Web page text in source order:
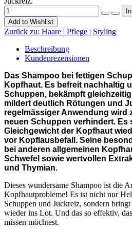
Add to Wishlist
Zurück zu: Haare | Pflege | Styling
Beschreibung
Kundenrezensionen
Das Shampoo bei fettigen
Kopfhaut. Es befreit nachhaltig
Schuppen, bekämpft
mildert deutlich Rötungen und
regelmässiger Anwendung wird
neuen Schuppen verhindert. Es
Gleichgewicht der Kopfhaut
vor Kopflausbefall. Seine
bei anderen allgemeinen
Schwefel sowie wertvollen
und Thymian.
Dieses wundersame Shampoo ist die
Kopfhautprobleme! Es ist nicht nur
Schuppen und Juckreiz, sondern
wieder ins Lot. Und das so effektiv,
missen möchtest.